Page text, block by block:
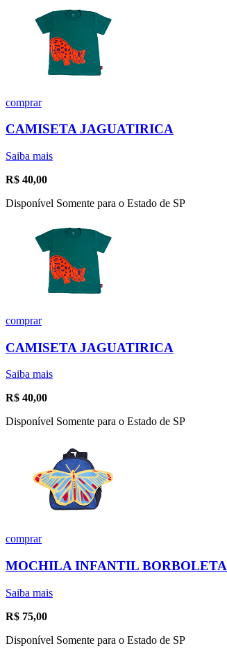
comprar
CAMISETA JAGUATIRICA
Saiba mais
R$ 40,00
Disponível Somente para o Estado de SP
comprar
CAMISETA JAGUATIRICA
Saiba mais
R$ 40,00
Disponível Somente para o Estado de SP
comprar
MOCHILA INFANTIL BORBOLETA
Saiba mais
R$ 75,00
Disponível Somente para o Estado de SP